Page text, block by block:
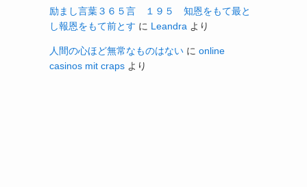
励まし言葉３６５言 １９５ 知恩をもて最と
し報恩をもて前とす に Leandra より
人間の心ほど無常なものはない に online
casinos mit craps より